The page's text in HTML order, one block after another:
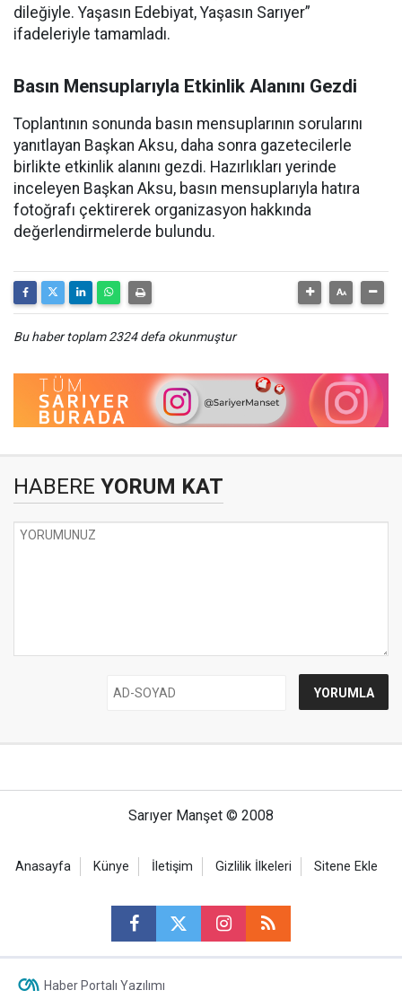
dileğiyle. Yaşasın Edebiyat, Yaşasın Sarıyer”
ifadeleriyle tamamladı.
Basın Mensuplarıyla Etkinlik Alanını Gezdi
Toplantının sonunda basın mensuplarının sorularını
yanıtlayan Başkan Aksu, daha sonra gazetecilerle
birlikte etkinlik alanını gezdi. Hazırlıkları yerinde
inceleyen Başkan Aksu, basın mensuplarıyla hatıra
fotoğrafı çektirerek organizasyon hakkında
değerlendirmelerde bulundu.
Bu haber toplam 2324 defa okunmuştur
HABERE YORUM KAT
Sarıyer Manşet © 2008
Anasayfa Künye İletişim Gizlilik İlkeleri Sitene Ekle
Haber Portalı Yazılımı